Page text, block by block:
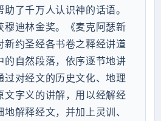
了千万人认识神的话语。
穆迪林金奖。《麦克阿瑟新
新约圣经各书卷之释经讲道
的自然段落，依序逐节地讲
过对经文的历史文化、地理
文字义的讲解，用以经解经
解释经文，并加上灵训、